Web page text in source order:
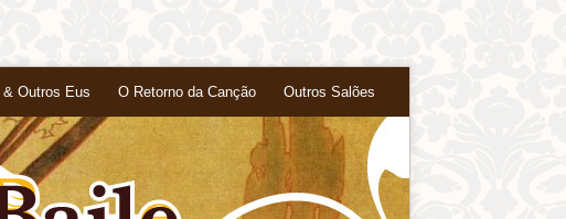
& Outros Eus O Retorno da Canção Outros Salões